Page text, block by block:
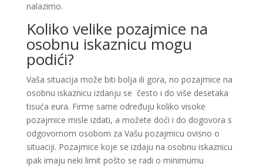
nalazimo.
Koliko velike pozajmice na
osobnu iskaznicu mogu
podići?
Vaša situacija može biti bolja ili gora, no pozajmice na
osobnu iskaznicu izdanju se često i do više desetaka
tisuća eura. Firme same određuju koliko visoke
pozajmice misle izdati, a možete doći i do dogovora s
odgovornom osobom za Vašu pozajmicu ovisno o
situaciji. Pozajmice koje se izdaju na osobnu iskaznicu
ipak imaju neki limit pošto se radi o minimumu